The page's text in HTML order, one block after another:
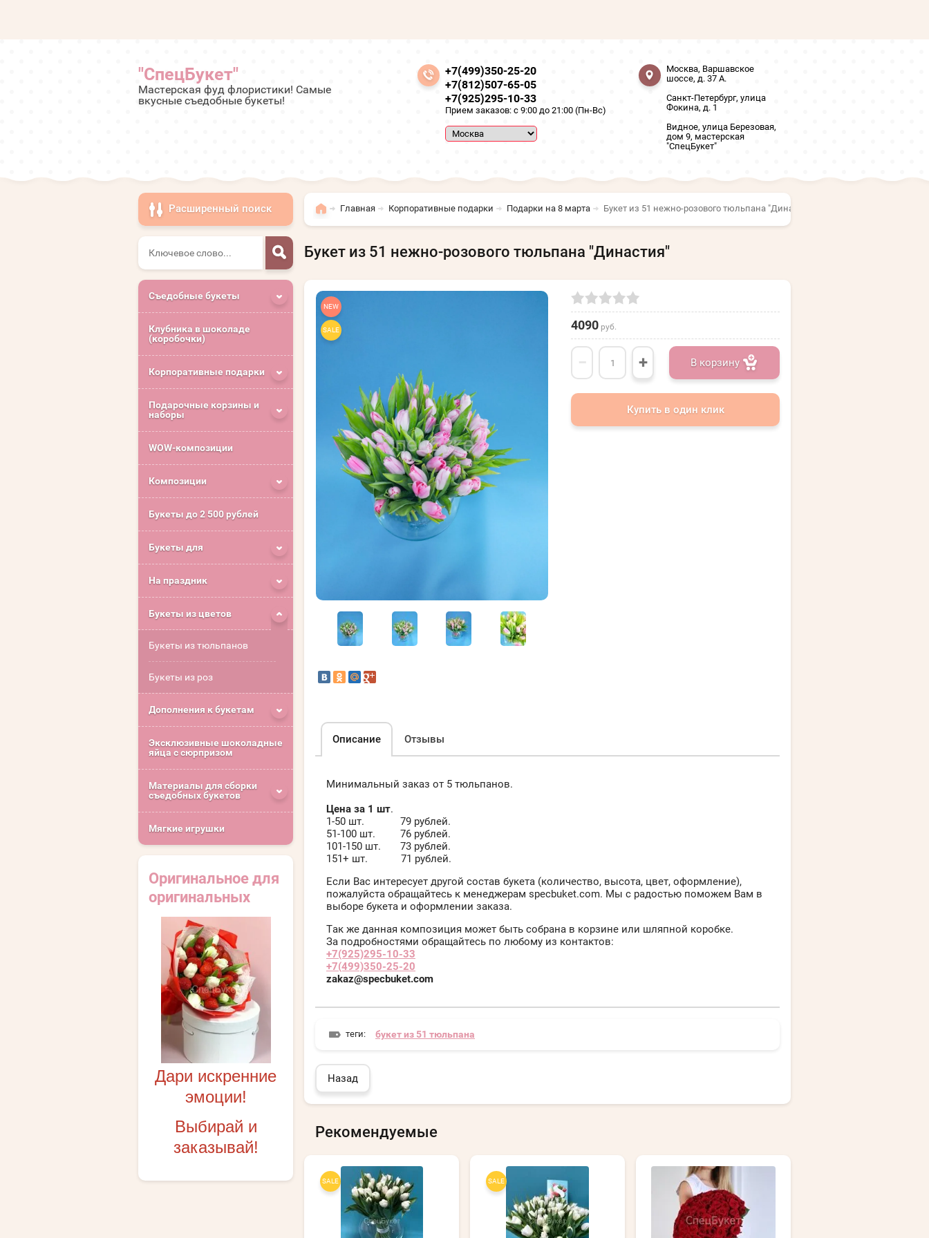
"СпецБукет"
Мастерская фуд флористики! Самые
вкусные съедобные букеты!
+7(499)350-25-20
+7(812)507-65-05
+7(925)295-10-33
Прием заказов: с 9:00 до 21:00 (Пн-Вс)
Москва, Варшавское
шоссе, д. 37 А.
Санкт-Петербург, улица
Фокина, д. 1
Видное, улица Березовая,
дом 9, мастерская
"СпецБукет"
Расширенный поиск
Съедобные букеты
Клубника в шоколаде
(коробочки)
Корпоративные подарки
Подарочные корзины и
наборы
WOW-композиции
Композиции
Букеты до 2 500 рублей
Букеты для
На праздник
Букеты из цветов
Букеты из тюльпанов
Букеты из роз
Дополнения к букетам
Эксклюзивные шоколадные
яйца с сюрпризом
Материалы для сборки
съедобных букетов
Мягкие игрушки
Оригинальное для
оригинальных
Дари искренние
эмоции!
Выбирай и
заказывай!
Главная Корпоративные подарки Подарки на 8 марта Букет из 51 нежно-розового тюльпана "Династия"
Букет из 51 нежно-розового тюльпана "Династия"
NEW
SALE 4090 руб.
− + В корзину
Купить в один клик
Описание Отзывы
Минимальный заказ от 5 тюльпанов.
Цена за 1 шт.
1-50 шт. 79 рублей.
51-100 шт. 76 рублей.
101-150 шт. 73 рублей.
151+ шт. 71 рублей.
Если Вас интересует другой состав букета (количество, высота, цвет, оформление),
пожалуйста обращайтесь к менеджерам specbuket.com. Мы с радостью поможем Вам в
выборе букета и оформлении заказа.
Так же данная композиция может быть собрана в корзине или шляпной коробке.
За подробностями обращайтесь по любому из контактов:
+7(925)295-10-33
+7(499)350-25-20
zakaz@specbuket.com
теги: букет из 51 тюльпана
Назад
Рекомендуемые
SALE SALE SALE